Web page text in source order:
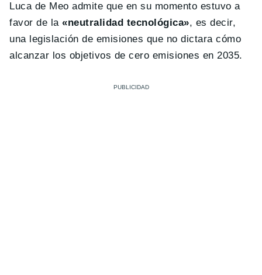
Luca de Meo admite que en su momento estuvo a
favor de la«neutralidad tecnológica», es decir,
una legislación de emisiones que no dictara cómo
alcanzar los objetivos de cero emisiones en 2035.